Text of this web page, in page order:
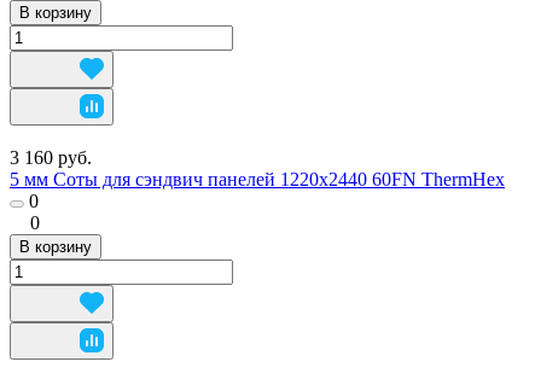
В корзину
3 160 руб.
5 мм Соты для сэндвич панелей 1220х2440 60FN ThermHex
0
0
В корзину